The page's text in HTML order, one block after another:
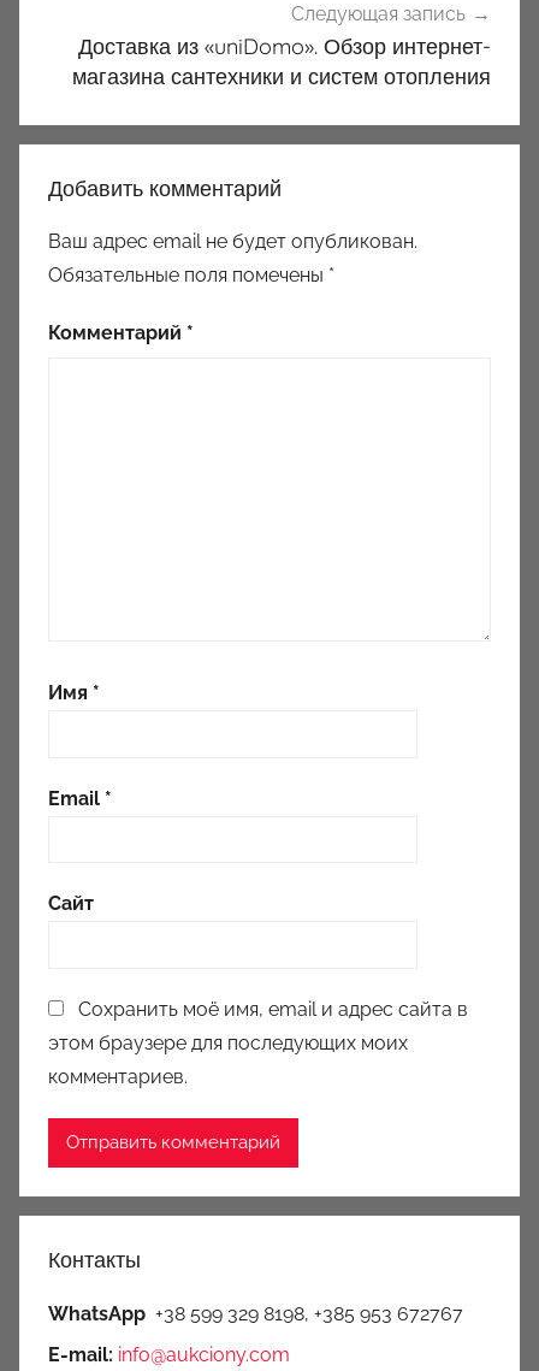
Следующая запись
Доставка из «uniDomo». Обзор интернет-
магазина сантехники и систем отопления
Добавить комментарий
Ваш адрес email не будет опубликован.
Обязательные поля помечены *
Комментарий *
Имя *
Email *
Сайт
Сохранить моё имя, email и адрес сайта в
этом браузере для последующих моих
комментариев.
Контакты
WhatsApp +38 599 329 8198, +385 953 672767
E-mail: info@aukciony.com